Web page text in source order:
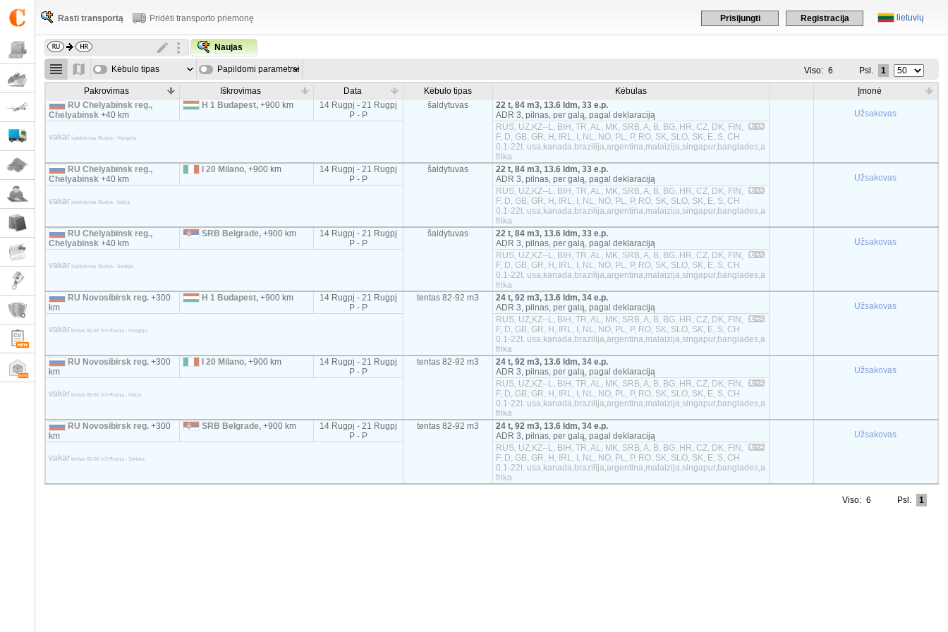
lietuvių
Prisijungti Registracija
Rasti transportą Pridėti transporto priemonę
Naujas
Kėbulo tipas Papildomi parametrai Viso: 6 Psl. 1
Pakrovimas Iškrovimas Data Kėbulo tipas Kėbulas
Įmonė
RU Chelyabinsk reg.,
Chelyabinsk +40 km
H 1 Budapest, +900 km
14 Rugpj - 21 Rugpj
P - P
šaldytuvas
22 t, 84 m3, 13.6 ldm, 33 e.p.
ADR 3, pilnas, per galą, pagal deklaraciją
Užsakovas
vakar šaldytuvas Rusija - Vengrija
RUS, UZ,KZ--L, BIH, TR, AL, MK, SRB, A, B, BG, HR, CZ, DK, FIN,
F, D, GB, GR, H, IRL, I, NL, NO, PL, P, RO, SK, SLO, SK, E, S, CH
0.1-22t. usa,kanada,brazilija,argentina,malaizija,singapur,banglades,a
frika
RU Chelyabinsk reg.,
Chelyabinsk +40 km
I 20 Milano, +900 km
14 Rugpj - 21 Rugpj
P - P
šaldytuvas
22 t, 84 m3, 13.6 ldm, 33 e.p.
ADR 3, pilnas, per galą, pagal deklaraciją
Užsakovas
vakar šaldytuvas Rusija - Italija
RUS, UZ,KZ--L, BIH, TR, AL, MK, SRB, A, B, BG, HR, CZ, DK, FIN,
F, D, GB, GR, H, IRL, I, NL, NO, PL, P, RO, SK, SLO, SK, E, S, CH
0.1-22t. usa,kanada,brazilija,argentina,malaizija,singapur,banglades,a
frika
RU Chelyabinsk reg.,
Chelyabinsk +40 km
SRB Belgrade, +900 km
14 Rugpj - 21 Rugpj
P - P
šaldytuvas
22 t, 84 m3, 13.6 ldm, 33 e.p.
ADR 3, pilnas, per galą, pagal deklaraciją
Užsakovas
vakar šaldytuvas Rusija - Serbija
RUS, UZ,KZ--L, BIH, TR, AL, MK, SRB, A, B, BG, HR, CZ, DK, FIN,
F, D, GB, GR, H, IRL, I, NL, NO, PL, P, RO, SK, SLO, SK, E, S, CH
0.1-22t. usa,kanada,brazilija,argentina,malaizija,singapur,banglades,a
frika
RU Novosibirsk reg. +300
km
H 1 Budapest, +900 km
14 Rugpj - 21 Rugpj
P - P
tentas 82-92 m3
24 t, 92 m3, 13.6 ldm, 34 e.p.
ADR 3, pilnas, per galą, pagal deklaraciją
Užsakovas
vakar tentas 82-92 m3 Rusija - Vengrija
RUS, UZ,KZ--L, BIH, TR, AL, MK, SRB, A, B, BG, HR, CZ, DK, FIN,
F, D, GB, GR, H, IRL, I, NL, NO, PL, P, RO, SK, SLO, SK, E, S, CH
0.1-22t. usa,kanada,brazilija,argentina,malaizija,singapur,banglades,a
frika
RU Novosibirsk reg. +300
km
I 20 Milano, +900 km
14 Rugpj - 21 Rugpj
P - P
tentas 82-92 m3
24 t, 92 m3, 13.6 ldm, 34 e.p.
ADR 3, pilnas, per galą, pagal deklaraciją
Užsakovas
vakar tentas 82-92 m3 Rusija - Italija
RUS, UZ,KZ--L, BIH, TR, AL, MK, SRB, A, B, BG, HR, CZ, DK, FIN,
F, D, GB, GR, H, IRL, I, NL, NO, PL, P, RO, SK, SLO, SK, E, S, CH
0.1-22t. usa,kanada,brazilija,argentina,malaizija,singapur,banglades,a
frika
RU Novosibirsk reg. +300
km
SRB Belgrade, +900 km
14 Rugpj - 21 Rugpj
P - P
tentas 82-92 m3
24 t, 92 m3, 13.6 ldm, 34 e.p.
ADR 3, pilnas, per galą, pagal deklaraciją
Užsakovas
vakar tentas 82-92 m3 Rusija - Serbija
RUS, UZ,KZ--L, BIH, TR, AL, MK, SRB, A, B, BG, HR, CZ, DK, FIN,
F, D, GB, GR, H, IRL, I, NL, NO, PL, P, RO, SK, SLO, SK, E, S, CH
0.1-22t. usa,kanada,brazilija,argentina,malaizija,singapur,banglades,a
frika
Viso: 6 Psl. 1